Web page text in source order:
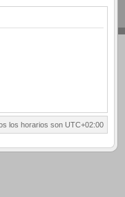
los horarios son UTC+02:00